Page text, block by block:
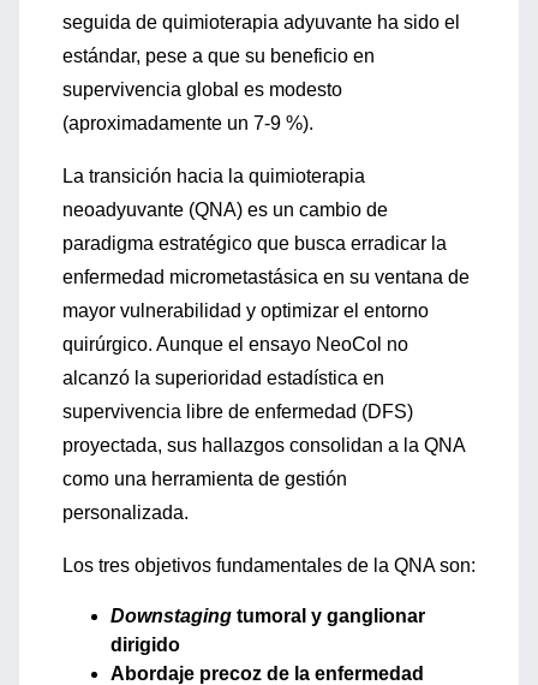
seguida de quimioterapia adyuvante ha sido el
estándar, pese a que su beneficio en
supervivencia global es modesto
(aproximadamente un 7-9 %).
La transición hacia la quimioterapia
neoadyuvante (QNA) es un cambio de
paradigma estratégico que busca erradicar la
enfermedad micrometastásica en su ventana de
mayor vulnerabilidad y optimizar el entorno
quirúrgico. Aunque el ensayo NeoCol no
alcanzó la superioridad estadística en
supervivencia libre de enfermedad (DFS)
proyectada, sus hallazgos consolidan a la QNA
como una herramienta de gestión
personalizada.
Los tres objetivos fundamentales de la QNA son:
Downstaging tumoral y ganglionar
dirigido
Abordaje precoz de la enfermedad